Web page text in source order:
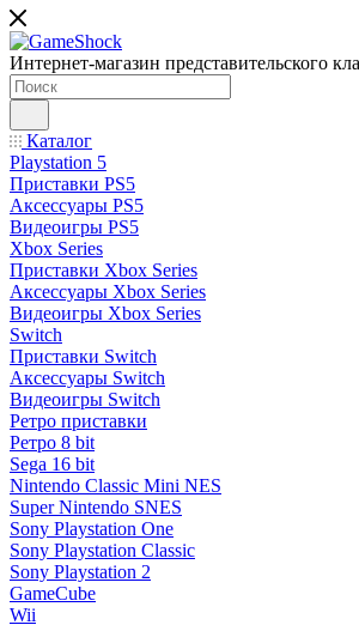
Интернет-магазин представительского
Каталог
Playstation 5
Приставки PS5
Аксессуары PS5
Видеоигры PS5
Xbox Series
Приставки Xbox Series
Аксессуары Xbox Series
Видеоигры Xbox Series
Switch
Приставки Switch
Аксессуары Switch
Видеоигры Switch
Ретро приставки
Ретро 8 bit
Sega 16 bit
Nintendo Classic Mini NES
Super Nintendo SNES
Sony Playstation One
Sony Playstation Classic
Sony Playstation 2
GameCube
Wii